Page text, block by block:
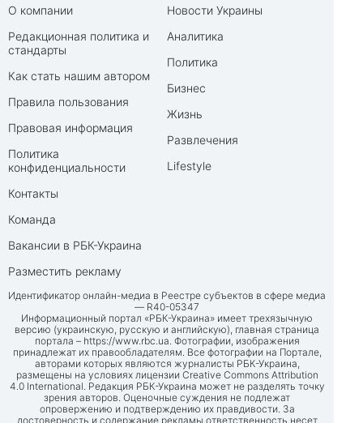
О компании
Редакционная политика и
стандарты
Как стать нашим автором
Правила пользования
Правовая информация
Политика
конфиденциальности
Контакты
Команда
Вакансии в РБК-Украина
Разместить рекламу
Новости Украины
Аналитика
Политика
Бизнес
Жизнь
Развлечения
Lifestyle
Идентификатор онлайн-медиа в Реестре субъектов в сфере медиа
— R40-05347
Информационный портал «РБК-Украина» имеет трехязычную
версию (украинскую, русскую и английскую), главная страница
портала – https://www.rbc.ua . Фотографии, изображения
принадлежат их правообладателям. Все фотографии на Портале,
авторами которых являются журналисты РБК-Украина,
размещены на условиях лицензии Creative Commons Attribution
4.0 International. Редакция РБК-Украина может не разделять точку
зрения авторов. Оценочные суждения не подлежат
опровержению и подтверждению их правдивости. За
достоверность и содержание рекламы ответственность несет